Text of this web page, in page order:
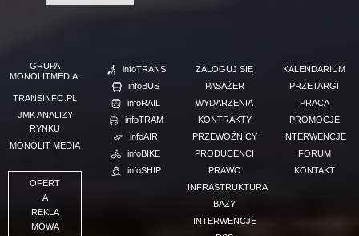
GRUPA
MONOLITMEDIA:
TRANSINFO.PL
JMK ANALIZY
RYNKU
MONOLIT MEDIA
OFERT
A
REKLA
MOWA
infoTRANS
infoBUS
infoRAIL
infoTRAM
infoAIR
infoBIKE
infoSHIP
ZALOGUJ SIĘ
PASAŻER
WYDARZENIA
KONTRAKTY
PRZEWOŹNICY
PRODUCENCI
PRAWO
INFRASTRUKTURA
BAZY
INTERWENCJE
KALENDARIUM
PRZETARGI
PRACA
PROMOCJE
INTERWENCJE
FORUM
KONTAKT